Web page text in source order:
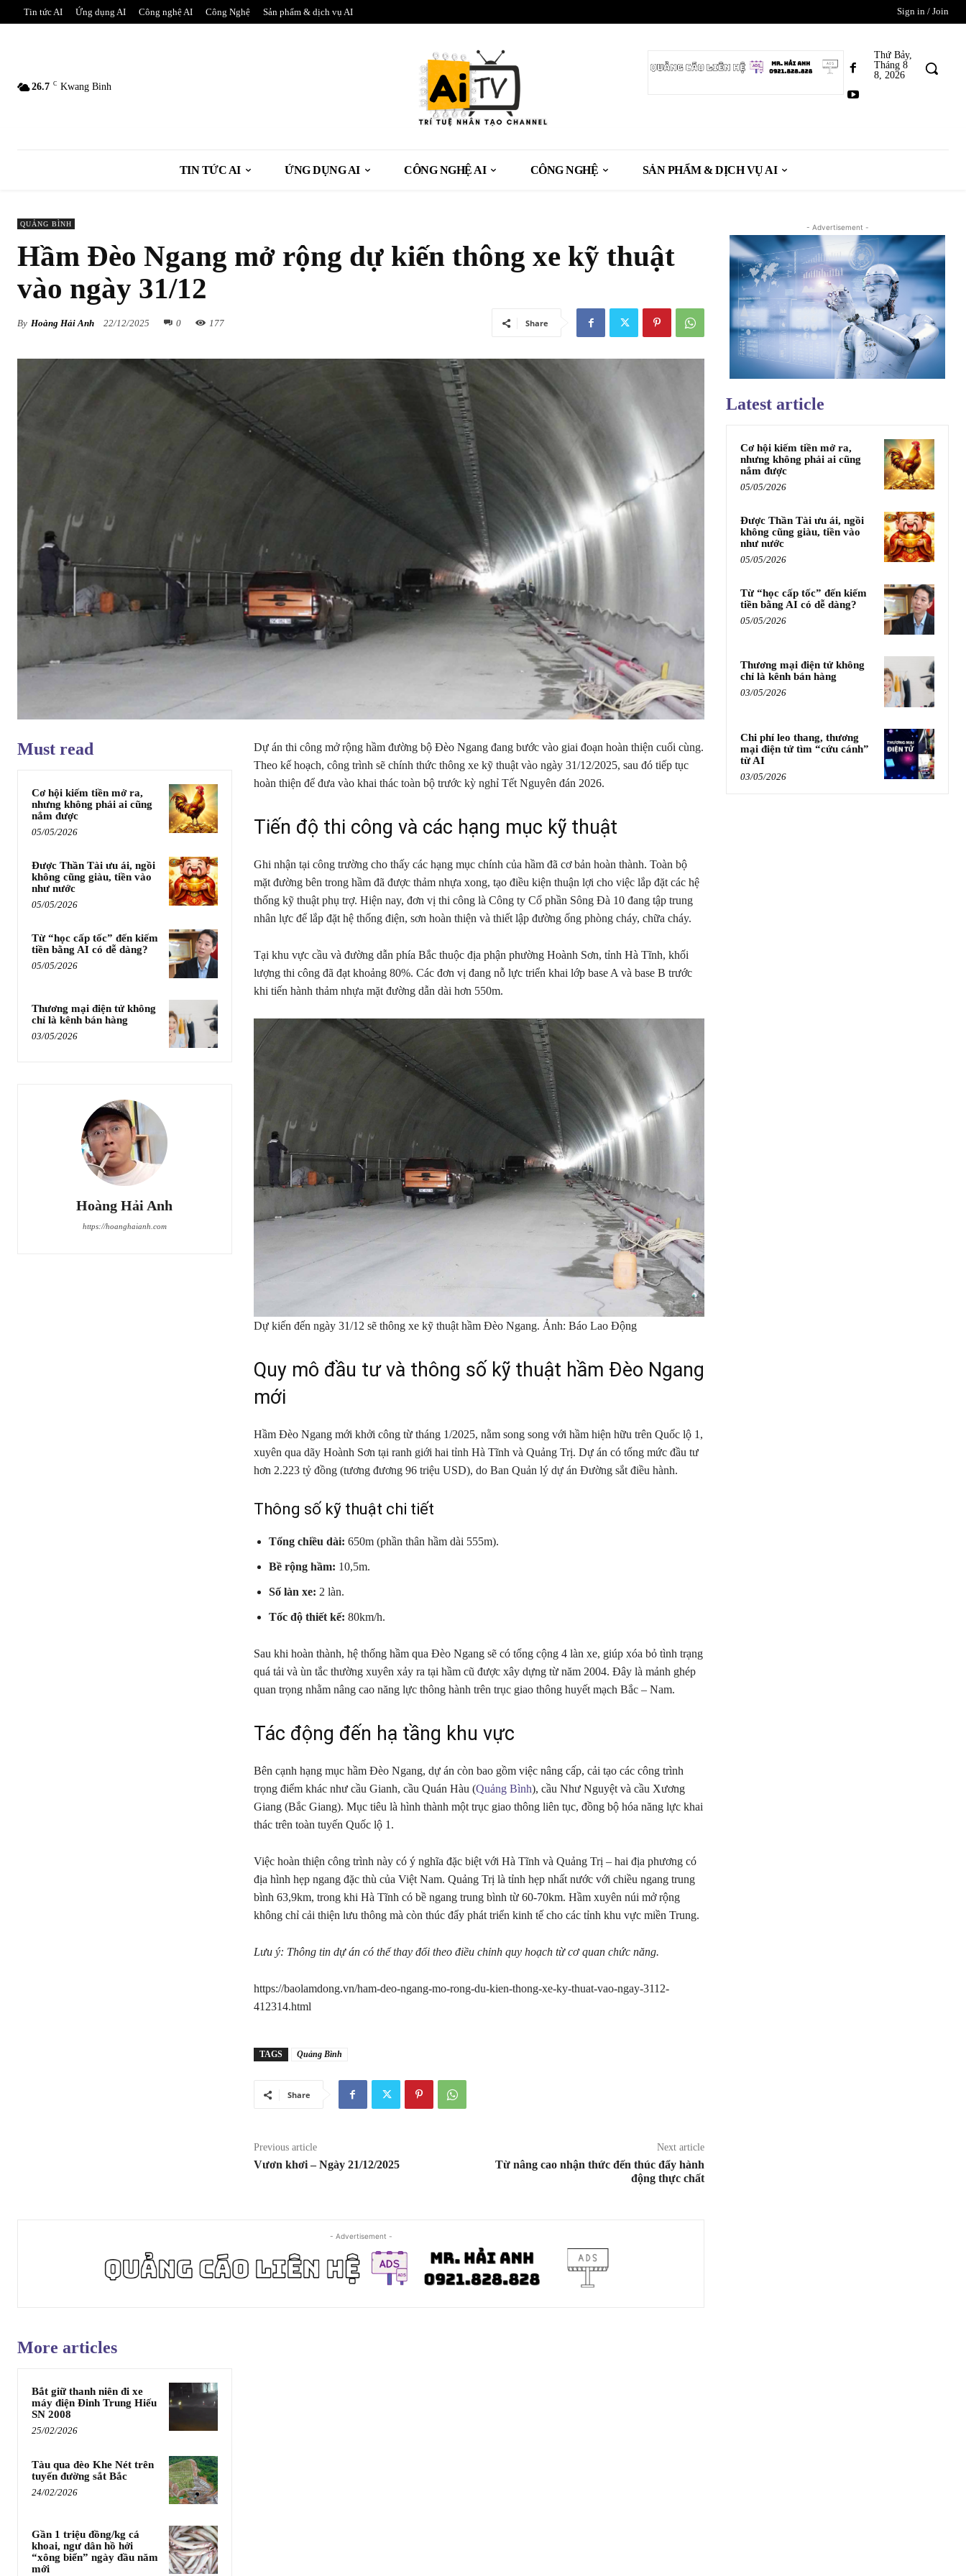
Tin tức AI Ứng dụng AI Công nghệ AI Công Nghệ Sản phẩm & dịch vụ AI Sign in / Join
26.7 C Kwang Binh
Thứ Bảy,
Tháng 8
8, 2026
TIN TỨC AI ỨNG DỤNG AI CÔNG NGHỆ AI CÔNG NGHỆ SẢN PHẨM & DỊCH VỤ AI
QUẢNG BÌNH
Hầm Đèo Ngang mở rộng dự kiến thông xe kỹ thuật
vào ngày 31/12
By Hoàng Hải Anh 22/12/2025 0 177 Share
Must read
Cơ hội kiếm tiền mở ra,
nhưng không phải ai cũng
nắm được
05/05/2026
Được Thần Tài ưu ái, ngồi
không cũng giàu, tiền vào
như nước
05/05/2026
Từ “học cấp tốc” đến kiếm
tiền bằng AI có dễ dàng?
05/05/2026
Thương mại điện tử không
chỉ là kênh bán hàng
03/05/2026
Hoàng Hải Anh
https://hoanghaianh.com
Dự án thi công mở rộng hầm đường bộ Đèo Ngang đang bước vào giai đoạn hoàn thiện cuối cùng.
Theo kế hoạch, công trình sẽ chính thức thông xe kỹ thuật vào ngày 31/12/2025, sau đó tiếp tục
hoàn thiện để đưa vào khai thác toàn bộ trước kỳ nghỉ Tết Nguyên đán 2026.
Tiến độ thi công và các hạng mục kỹ thuật
Ghi nhận tại công trường cho thấy các hạng mục chính của hầm đã cơ bản hoàn thành. Toàn bộ
mặt đường bên trong hầm đã được thảm nhựa xong, tạo điều kiện thuận lợi cho việc lắp đặt các hệ
thống kỹ thuật phụ trợ. Hiện nay, đơn vị thi công là Công ty Cổ phần Sông Đà 10 đang tập trung
nhân lực để lắp đặt hệ thống điện, sơn hoàn thiện và thiết lập đường ống phòng cháy, chữa cháy.
Tại khu vực cầu và đường dẫn phía Bắc thuộc địa phận phường Hoành Sơn, tỉnh Hà Tĩnh, khối
lượng thi công đã đạt khoảng 80%. Các đơn vị đang nỗ lực triển khai lớp base A và base B trước
khi tiến hành thảm nhựa mặt đường dẫn dài hơn 550m.
Dự kiến đến ngày 31/12 sẽ thông xe kỹ thuật hầm Đèo Ngang. Ảnh: Báo Lao Động
Quy mô đầu tư và thông số kỹ thuật hầm Đèo Ngang
mới
Hầm Đèo Ngang mới khởi công từ tháng 1/2025, nằm song song với hầm hiện hữu trên Quốc lộ 1,
xuyên qua dãy Hoành Sơn tại ranh giới hai tỉnh Hà Tĩnh và Quảng Trị. Dự án có tổng mức đầu tư
hơn 2.223 tỷ đồng (tương đương 96 triệu USD), do Ban Quản lý dự án Đường sắt điều hành.
Thông số kỹ thuật chi tiết
Tổng chiều dài: 650m (phần thân hầm dài 555m).
Bề rộng hầm: 10,5m.
Số làn xe: 2 làn.
Tốc độ thiết kế: 80km/h.
Sau khi hoàn thành, hệ thống hầm qua Đèo Ngang sẽ có tổng cộng 4 làn xe, giúp xóa bỏ tình trạng
quá tải và ùn tắc thường xuyên xảy ra tại hầm cũ được xây dựng từ năm 2004. Đây là mảnh ghép
quan trọng nhằm nâng cao năng lực thông hành trên trục giao thông huyết mạch Bắc – Nam.
Tác động đến hạ tầng khu vực
Bên cạnh hạng mục hầm Đèo Ngang, dự án còn bao gồm việc nâng cấp, cải tạo các công trình
trọng điểm khác như cầu Gianh, cầu Quán Hàu (Quảng Bình), cầu Như Nguyệt và cầu Xương
Giang (Bắc Giang). Mục tiêu là hình thành một trục giao thông liên tục, đồng bộ hóa năng lực khai
thác trên toàn tuyến Quốc lộ 1.
Việc hoàn thiện công trình này có ý nghĩa đặc biệt với Hà Tĩnh và Quảng Trị – hai địa phương có
địa hình hẹp ngang đặc thù của Việt Nam. Quảng Trị là tỉnh hẹp nhất nước với chiều ngang trung
bình 63,9km, trong khi Hà Tĩnh có bề ngang trung bình từ 60-70km. Hầm xuyên núi mở rộng
không chỉ cải thiện lưu thông mà còn thúc đẩy phát triển kinh tế cho các tỉnh khu vực miền Trung.
Lưu ý: Thông tin dự án có thể thay đổi theo điều chỉnh quy hoạch từ cơ quan chức năng.
https://baolamdong.vn/ham-deo-ngang-mo-rong-du-kien-thong-xe-ky-thuat-vao-ngay-3112-
412314.html
TAGS Quảng Bình
Share
Previous article
Vươn khơi – Ngày 21/12/2025
Next article
Từ nâng cao nhận thức đến thúc đẩy hành
động thực chất
- Advertisement -
More articles
Bắt giữ thanh niên đi xe
máy điện Đinh Trung Hiếu
SN 2008
25/02/2026
Tàu qua đèo Khe Nét trên
tuyến đường sắt Bắc
24/02/2026
Gần 1 triệu đồng/kg cá
khoai, ngư dân hồ hởi
“xông biển” ngày đầu năm
mới
- Advertisement -
Latest article
Cơ hội kiếm tiền mở ra,
nhưng không phải ai cũng
nắm được
05/05/2026
Được Thần Tài ưu ái, ngồi
không cũng giàu, tiền vào
như nước
05/05/2026
Từ “học cấp tốc” đến kiếm
tiền bằng AI có dễ dàng?
05/05/2026
Thương mại điện tử không
chỉ là kênh bán hàng
03/05/2026
Chi phí leo thang, thương
mại điện tử tìm “cứu cánh”
từ AI
03/05/2026